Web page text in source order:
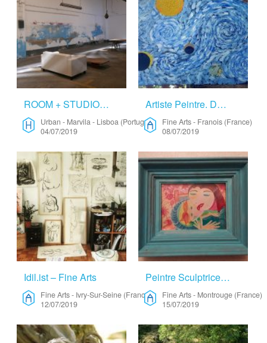
ROOM + STUDIO | LISBON – Urban
Urban - Marvila - Lisboa (Portugal)
04/07/2019
Artiste Peintre. DelPrado – Fine Arts
Fine Arts- Franois (France)
08/07/2019
Idil.ist – Fine Arts
Fine Arts- Ivry-Sur-Seine (France)
12/07/2019
Peintre Sculptrice – Fine Arts
Fine Arts- Montrouge (France)
15/07/2019